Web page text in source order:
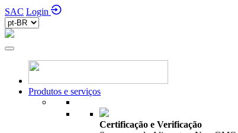
SAC Login
Produtos e serviços
Certificação e Verificação